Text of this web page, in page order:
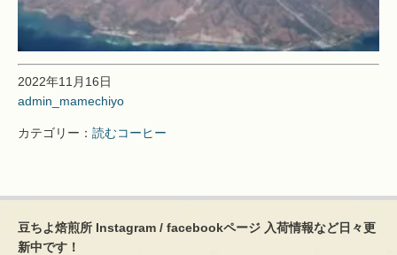
2022年11月16日
admin_mamechiyo
カテゴリー： 読むコーヒー
豆ちよ焙煎所 Instagram / facebookページ 入荷情報など日々更
新中です！